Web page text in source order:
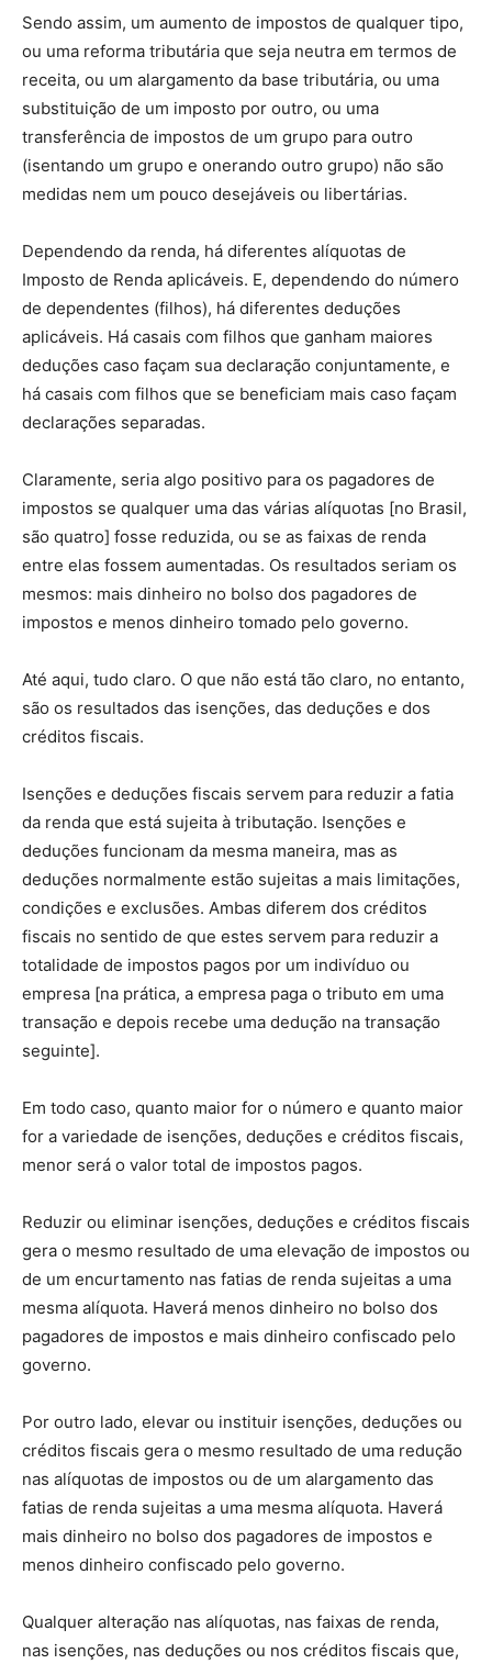
Sendo assim, um aumento de impostos de qualquer tipo,
ou uma reforma tributária que seja neutra em termos de
receita, ou um alargamento da base tributária, ou uma
substituição de um imposto por outro, ou uma
transferência de impostos de um grupo para outro
(isentando um grupo e onerando outro grupo) não são
medidas nem um pouco desejáveis ou libertárias.
Dependendo da renda, há diferentes alíquotas de
Imposto de Renda aplicáveis. E, dependendo do número
de dependentes (filhos), há diferentes deduções
aplicáveis. Há casais com filhos que ganham maiores
deduções caso façam sua declaração conjuntamente, e
há casais com filhos que se beneficiam mais caso façam
declarações separadas.
Claramente, seria algo positivo para os pagadores de
impostos se qualquer uma das várias alíquotas [no Brasil,
são quatro] fosse reduzida, ou se as faixas de renda
entre elas fossem aumentadas. Os resultados seriam os
mesmos: mais dinheiro no bolso dos pagadores de
impostos e menos dinheiro tomado pelo governo.
Até aqui, tudo claro. O que não está tão claro, no entanto,
são os resultados das isenções, das deduções e dos
créditos fiscais.
Isenções e deduções fiscais servem para reduzir a fatia
da renda que está sujeita à tributação. Isenções e
deduções funcionam da mesma maneira, mas as
deduções normalmente estão sujeitas a mais limitações,
condições e exclusões. Ambas diferem dos créditos
fiscais no sentido de que estes servem para reduzir a
totalidade de impostos pagos por um indivíduo ou
empresa [na prática, a empresa paga o tributo em uma
transação e depois recebe uma dedução na transação
seguinte].
Em todo caso, quanto maior for o número e quanto maior
for a variedade de isenções, deduções e créditos fiscais,
menor será o valor total de impostos pagos.
Reduzir ou eliminar isenções, deduções e créditos fiscais
gera o mesmo resultado de uma elevação de impostos ou
de um encurtamento nas fatias de renda sujeitas a uma
mesma alíquota. Haverá menos dinheiro no bolso dos
pagadores de impostos e mais dinheiro confiscado pelo
governo.
Por outro lado, elevar ou instituir isenções, deduções ou
créditos fiscais gera o mesmo resultado de uma redução
nas alíquotas de impostos ou de um alargamento das
fatias de renda sujeitas a uma mesma alíquota. Haverá
mais dinheiro no bolso dos pagadores de impostos e
menos dinheiro confiscado pelo governo.
Qualquer alteração nas alíquotas, nas faixas de renda,
nas isenções, nas deduções ou nos créditos fiscais que,